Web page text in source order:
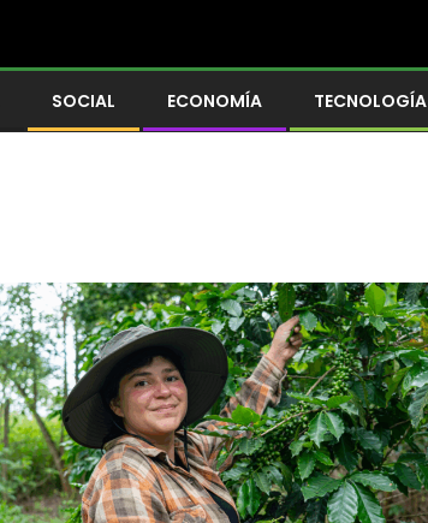
SOCIAL ECONOMÍA TECNOLOGÍA